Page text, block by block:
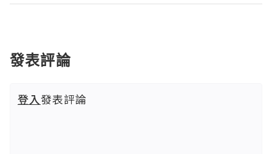
發表評論
登入發表評論